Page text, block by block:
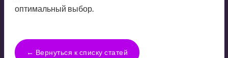
оптимальный выбор.
← Вернуться к списку статей